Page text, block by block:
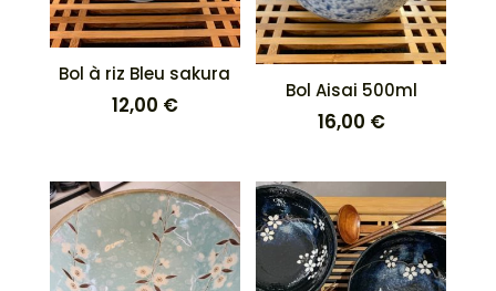
Bol à riz Bleu sakura
12,00 €
Bol Aisai 500ml
16,00 €